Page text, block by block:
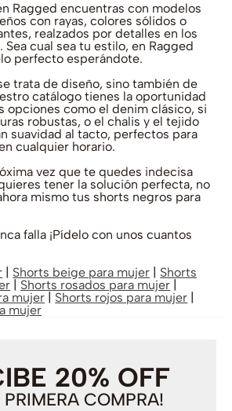
Ragged encuentras con modelos
con rayas, colores sólidos o
realzados por detalles en los
cual sea tu estilo, en Ragged
perfecto esperándote.
trata de diseño, sino también de
catálogo tienes la oportunidad
opciones como el denim clásico, si
robustas, o el chalis y el tejido
suavidad al tacto, perfectos para
cualquier horario.
vez que te quedes indecisa
tener la solución perfecta, no
mismo tus shorts negros para
falla ¡Pídelo con unos cuantos
| Shorts beige para mujer | Shorts
| Shorts rosados para mujer |
mujer | Shorts rojos para mujer |
mujer
20% OFF
PRIMERA COMPRA!